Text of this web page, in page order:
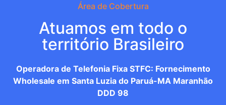
Área de Cobertura
Atuamos em todo o
território Brasileiro
Operadora de Telefonia Fixa STFC: Fornecimento
Wholesale em Santa Luzia do Paruá-MA Maranhão
DDD 98